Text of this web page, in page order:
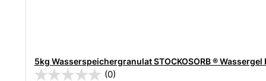
5kg Wasserspeichergranulat STOCKOSORB ®
(0)